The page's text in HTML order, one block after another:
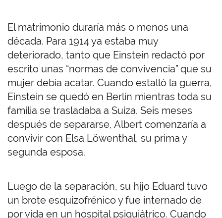
El matrimonio duraría más o menos una
década. Para 1914 ya estaba muy
deteriorado, tanto que Einstein redactó por
escrito unas “normas de convivencia” que su
mujer debía acatar. Cuando estalló la guerra,
Einstein se quedó en Berlín mientras toda su
familia se trasladaba a Suiza. Seis meses
después de separarse, Albert comenzaría a
convivir con Elsa Löwenthal, su prima y
segunda esposa.
Luego de la separación, su hijo Eduard tuvo
un brote esquizofrénico y fue internado de
por vida en un hospital psiquiátrico. Cuando